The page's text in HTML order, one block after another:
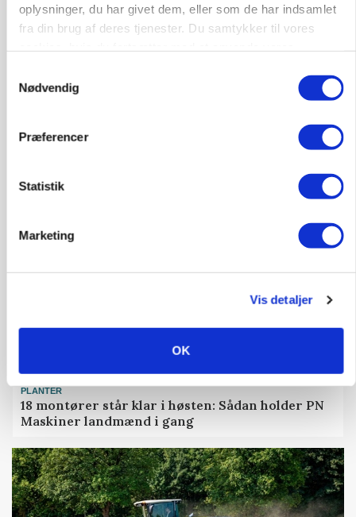
oplysninger, du har givet dem, eller som de har indsamlet
fra din brug af deres tjenester. Du samtykker til vores
Nødvendig
Præferencer
Statistik
Marketing
Vis detaljer
OK
Ulven stod på foderbordet
LEDER
Det er en uskik at udlægge et røgslør om
PLANTER
18 montører står klar i høsten: Sådan holder PN
Maskiner landmænd i gang